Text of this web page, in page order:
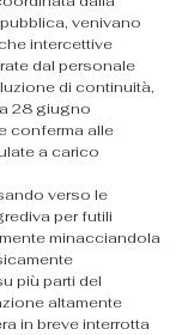
venivano
intercettive
dal personale
di continuità,
28 giugno
conferma alle
a carico
verso le
per futili
minacciandola
più parti del
altamente
in breve interrotta